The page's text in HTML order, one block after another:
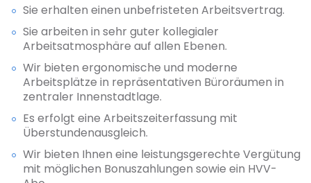
Sie erhalten einen unbefristeten Arbeitsvertrag.
Sie arbeiten in sehr guter kollegialer
Arbeitsatmosphäre auf allen Ebenen.
Wir bieten ergonomische und moderne
Arbeitsplätze in repräsentativen Büroräumen in
zentraler Innenstadtlage.
Es erfolgt eine Arbeitszeiterfassung mit
Überstundenausgleich.
Wir bieten Ihnen eine leistungsgerechte Vergütung
mit möglichen Bonuszahlungen sowie ein HVV-